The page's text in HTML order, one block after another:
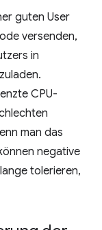
guten User
versenden,
in
CPU-
man das
negative
tolerieren,